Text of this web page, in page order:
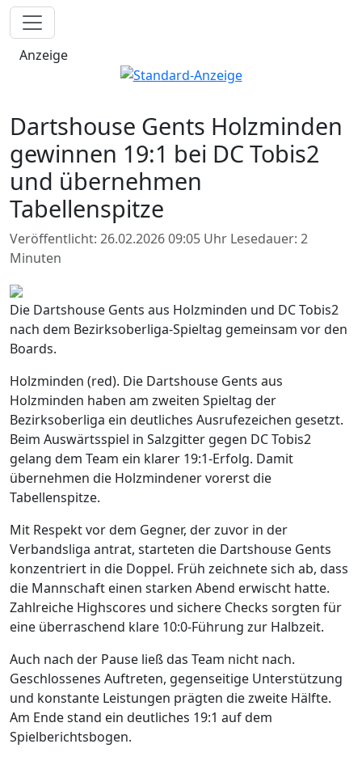
Anzeige
Dartshouse Gents Holzminden
gewinnen 19:1 bei DC Tobis2
und übernehmen
Tabellenspitze
Veröffentlicht: 26.02.2026 09:05 Uhr Lesedauer: 2
Minuten
Die Dartshouse Gents aus Holzminden und DC Tobis2
nach dem Bezirksoberliga-Spieltag gemeinsam vor den
Boards.
Holzminden (red). Die Dartshouse Gents aus
Holzminden haben am zweiten Spieltag der
Bezirksoberliga ein deutliches Ausrufezeichen gesetzt.
Beim Auswärtsspiel in Salzgitter gegen DC Tobis2
gelang dem Team ein klarer 19:1-Erfolg. Damit
übernehmen die Holzmindener vorerst die
Tabellenspitze.
Mit Respekt vor dem Gegner, der zuvor in der
Verbandsliga antrat, starteten die Dartshouse Gents
konzentriert in die Doppel. Früh zeichnete sich ab, dass
die Mannschaft einen starken Abend erwischt hatte.
Zahlreiche Highscores und sichere Checks sorgten für
eine überraschend klare 10:0-Führung zur Halbzeit.
Auch nach der Pause ließ das Team nicht nach.
Geschlossenes Auftreten, gegenseitige Unterstützung
und konstante Leistungen prägten die zweite Hälfte.
Am Ende stand ein deutliches 19:1 auf dem
Spielberichtsbogen.